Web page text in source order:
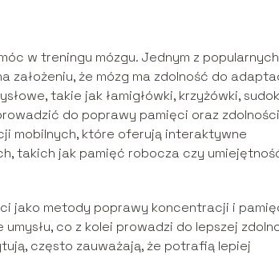
w treningu mózgu. Jednym z popularnych
że mózg ma zdolność do
takie jak łamigłówki, krzyżówki,
do poprawy pamięci oraz
mobilnych, które oferują interaktywne
takich jak pamięć robocza czy
jako metody poprawy koncentracji i
co z kolei prowadzi do lepszej
często zauważają, że potrafią lepiej